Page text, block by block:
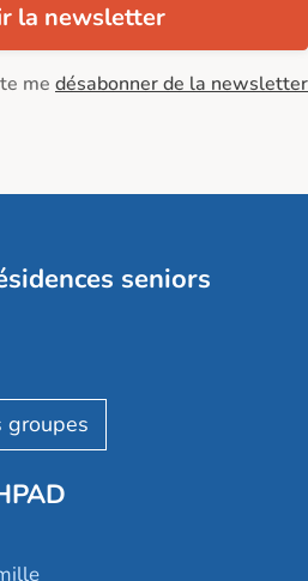
la newsletter
me désabonner de la newsletter
seniors